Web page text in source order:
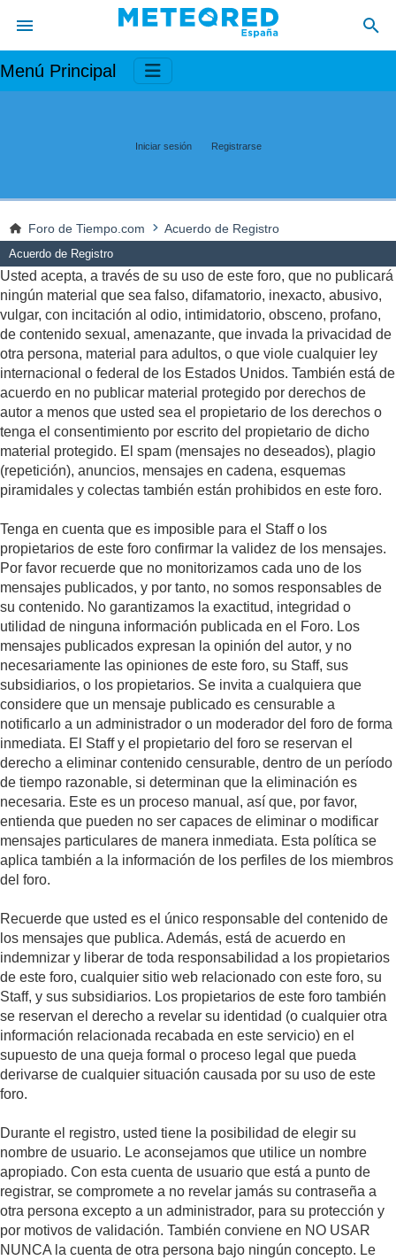
Menú Principal
Iniciar sesión Registrarse
Foro de Tiempo.com Acuerdo de Registro
Acuerdo de Registro
Usted acepta, a través de su uso de este foro, que no publicará
ningún material que sea falso, difamatorio, inexacto, abusivo,
vulgar, con incitación al odio, intimidatorio, obsceno, profano,
de contenido sexual, amenazante, que invada la privacidad de
otra persona, material para adultos, o que viole cualquier ley
internacional o federal de los Estados Unidos. También está de
acuerdo en no publicar material protegido por derechos de
autor a menos que usted sea el propietario de los derechos o
tenga el consentimiento por escrito del propietario de dicho
material protegido. El spam (mensajes no deseados), plagio
(repetición), anuncios, mensajes en cadena, esquemas
piramidales y colectas también están prohibidos en este foro.
Tenga en cuenta que es imposible para el Staff o los
propietarios de este foro confirmar la validez de los mensajes.
Por favor recuerde que no monitorizamos cada uno de los
mensajes publicados, y por tanto, no somos responsables de
su contenido. No garantizamos la exactitud, integridad o
utilidad de ninguna información publicada en el Foro. Los
mensajes publicados expresan la opinión del autor, y no
necesariamente las opiniones de este foro, su Staff, sus
subsidiarios, o los propietarios. Se invita a cualquiera que
considere que un mensaje publicado es censurable a
notificarlo a un administrador o un moderador del foro de forma
inmediata. El Staff y el propietario del foro se reservan el
derecho a eliminar contenido censurable, dentro de un período
de tiempo razonable, si determinan que la eliminación es
necesaria. Este es un proceso manual, así que, por favor,
entienda que pueden no ser capaces de eliminar o modificar
mensajes particulares de manera inmediata. Esta política se
aplica también a la información de los perfiles de los miembros
del foro.
Recuerde que usted es el único responsable del contenido de
los mensajes que publica. Además, está de acuerdo en
indemnizar y liberar de toda responsabilidad a los propietarios
de este foro, cualquier sitio web relacionado con este foro, su
Staff, y sus subsidiarios. Los propietarios de este foro también
se reservan el derecho a revelar su identidad (o cualquier otra
información relacionada recabada en este servicio) en el
supuesto de una queja formal o proceso legal que pueda
derivarse de cualquier situación causada por su uso de este
foro.
Durante el registro, usted tiene la posibilidad de elegir su
nombre de usuario. Le aconsejamos que utilice un nombre
apropiado. Con esta cuenta de usuario que está a punto de
registrar, se compromete a no revelar jamás su contraseña a
otra persona excepto a un administrador, para su protección y
por motivos de validación. También conviene en NO USAR
NUNCA la cuenta de otra persona bajo ningún concepto. Le